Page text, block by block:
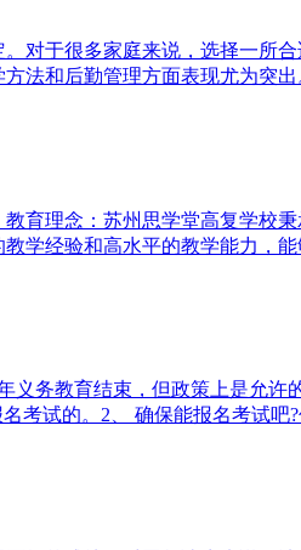
对于很多家庭来说，选择一所
法和后勤管理方面表现尤为突
育理念：苏州思学堂高复学校
学经验和高水平的教学能力，
务教育结束，但政策上是允许
考试的。2、 确保能报名考试吧